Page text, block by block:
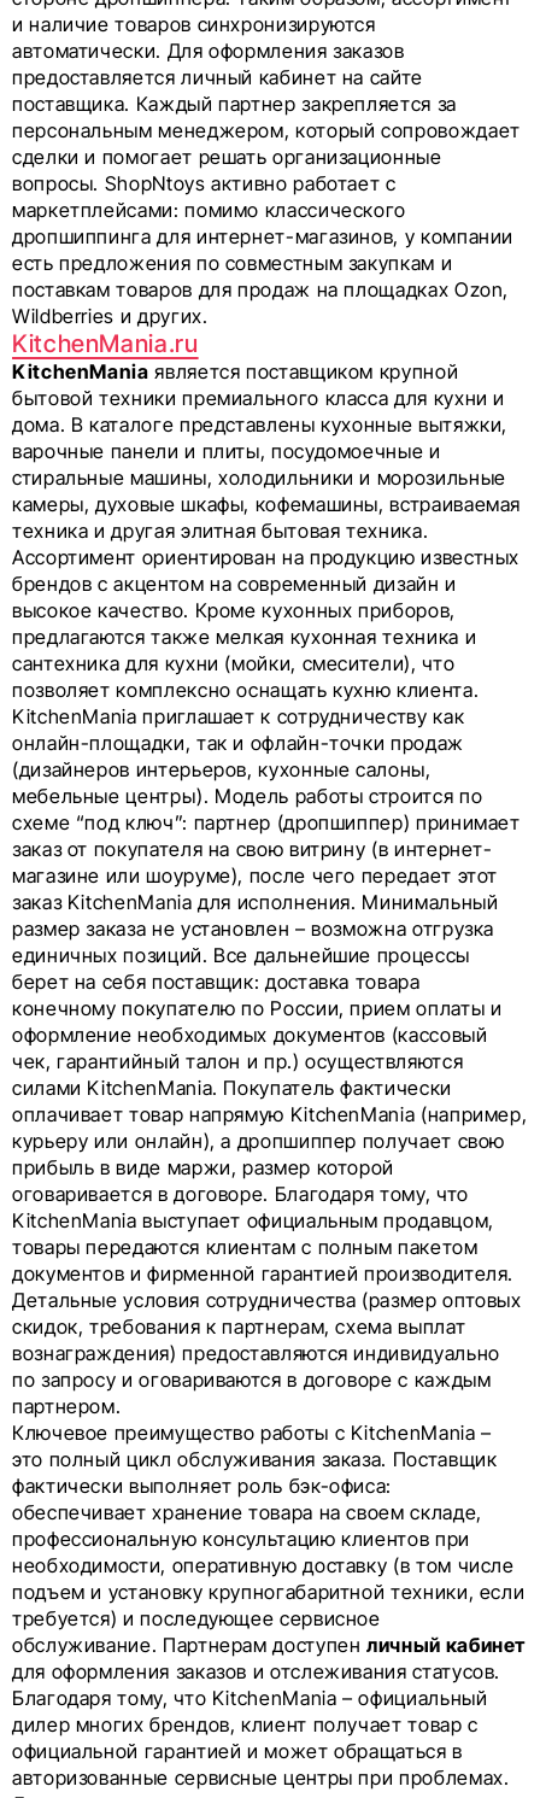
и наличие товаров синхронизируются
автоматически. Для оформления заказов
предоставляется личный кабинет на сайте
поставщика. Каждый партнер закрепляется за
персональным менеджером, который сопровождает
сделки и помогает решать организационные
вопросы. ShopNtoys активно работает с
маркетплейсами: помимо классического
дропшиппинга для интернет-магазинов, у компании
есть предложения по совместным закупкам и
поставкам товаров для продаж на площадках Ozon,
Wildberries и других.
KitchenMania.ru
KitchenMania является поставщиком крупной
бытовой техники премиального класса для кухни и
дома. В каталоге представлены кухонные вытяжки,
варочные панели и плиты, посудомоечные и
стиральные машины, холодильники и морозильные
камеры, духовые шкафы, кофемашины, встраиваемая
техника и другая элитная бытовая техника.
Ассортимент ориентирован на продукцию известных
брендов с акцентом на современный дизайн и
высокое качество. Кроме кухонных приборов,
предлагаются также мелкая кухонная техника и
сантехника для кухни (мойки, смесители), что
позволяет комплексно оснащать кухню клиента.
KitchenMania приглашает к сотрудничеству как
онлайн-площадки, так и офлайн-точки продаж
(дизайнеров интерьеров, кухонные салоны,
мебельные центры). Модель работы строится по
схеме “под ключ”: партнер (дропшиппер) принимает
заказ от покупателя на свою витрину (в интернет-
магазине или шоуруме), после чего передает этот
заказ KitchenMania для исполнения. Минимальный
размер заказа не установлен – возможна отгрузка
единичных позиций. Все дальнейшие процессы
берет на себя поставщик: доставка товара
конечному покупателю по России, прием оплаты и
оформление необходимых документов (кассовый
чек, гарантийный талон и пр.) осуществляются
силами KitchenMania. Покупатель фактически
оплачивает товар напрямую KitchenMania (например,
курьеру или онлайн), а дропшиппер получает свою
прибыль в виде маржи, размер которой
оговаривается в договоре. Благодаря тому, что
KitchenMania выступает официальным продавцом,
товары передаются клиентам с полным пакетом
документов и фирменной гарантией производителя.
Детальные условия сотрудничества (размер оптовых
скидок, требования к партнерам, схема выплат
вознаграждения) предоставляются индивидуально
по запросу и оговариваются в договоре с каждым
партнером.
Ключевое преимущество работы с KitchenMania –
это полный цикл обслуживания заказа. Поставщик
фактически выполняет роль бэк-офиса:
обеспечивает хранение товара на своем складе,
профессиональную консультацию клиентов при
необходимости, оперативную доставку (в том числе
подъем и установку крупногабаритной техники, если
требуется) и последующее сервисное
обслуживание. Партнерам доступенличный кабинет
для оформления заказов и отслеживания статусов.
Благодаря тому, что KitchenMania – официальный
дилер многих брендов, клиент получает товар с
официальной гарантией и может обращаться в
авторизованные сервисные центры при проблемах.